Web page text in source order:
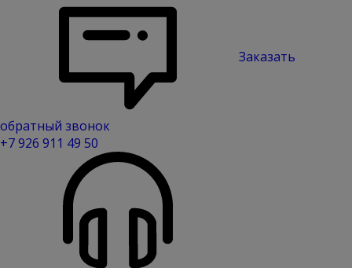
Заказать
обратный звонок
+7 926 911 49 50